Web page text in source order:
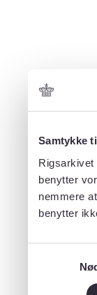
Samtykke
benytter
nemmere
benytter